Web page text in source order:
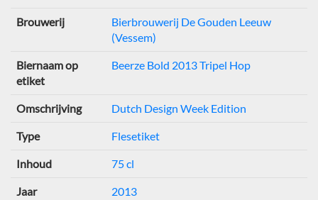
Brouwerij
Bierbrouwerij De Gouden Leeuw
(Vessem)
Biernaam op
etiket
Beerze Bold 2013 Tripel Hop
Omschrijving Dutch Design Week Edition
Type Flesetiket
Inhoud 75 cl
Jaar 2013